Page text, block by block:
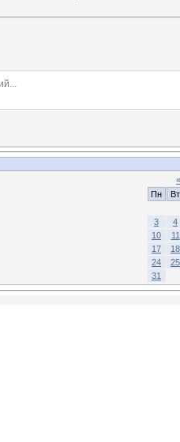
«
Пн
Вт
3
4
10
11
17
18
24
25
31